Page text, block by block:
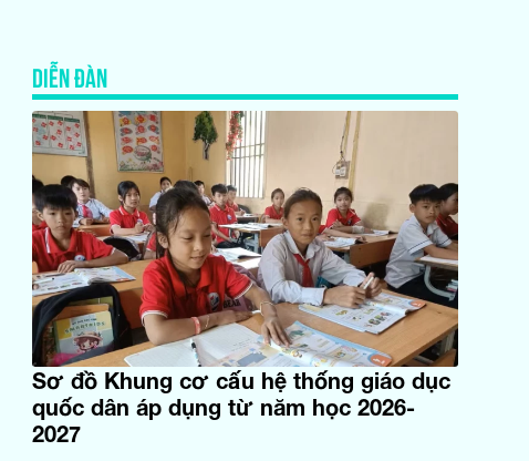
DIỄN ĐÀN
Sơ đồ Khung cơ cấu hệ thống giáo dục
quốc dân áp dụng từ năm học 2026-
2027